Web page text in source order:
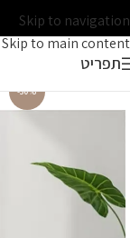
Skip to navigation
Skip to main content
תפריט
-30%